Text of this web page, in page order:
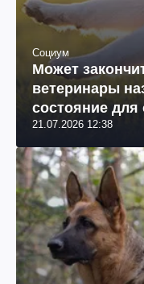
Социум
Может
ветеринары
состояние для
21.07.2026 12:38